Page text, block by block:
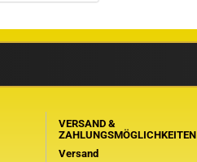
VERSAND &
ZAHLUNGSMÖGLICHKEITEN
Versand